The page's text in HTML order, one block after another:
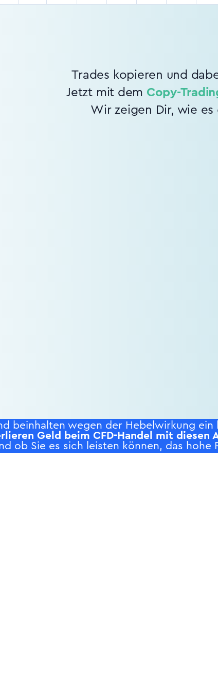
Trades kopieren und
Jetzt mit dem Copy-
Wir zeigen Dir, wie es
beinhalten wegen der Hebelwirkung ein
Geld beim CFD-Handel mit diesen
ob Sie es sich leisten können, das hohe